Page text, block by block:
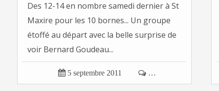
Des 12-14 en nombre samedi dernier à St
Maxire pour les 10 bornes... Un groupe
étoffé au départ avec la belle surprise de
voir Bernard Goudeau...
 5 septembre 2011  …